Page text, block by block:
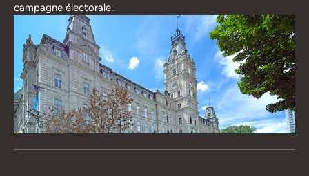
campagne électorale..